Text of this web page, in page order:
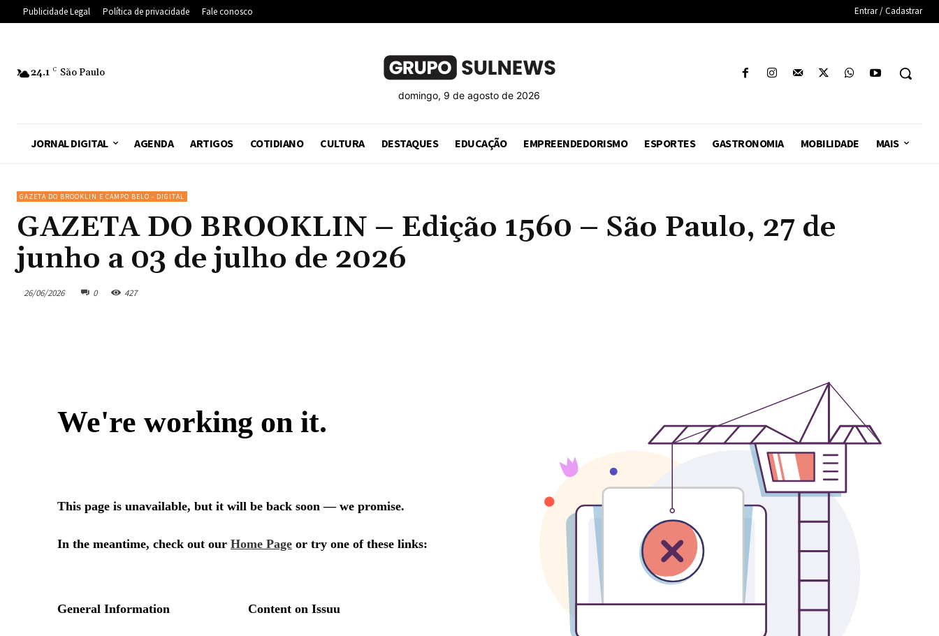
Publicidade Legal Política de privacidade Fale conosco Entrar / Cadastrar
24.1 C São Paulo
domingo, 9 de agosto de 2026
JORNAL DIGITAL AGENDA ARTIGOS COTIDIANO CULTURA DESTAQUES EDUCAÇÃO EMPREENDEDORISMO ESPORTES GASTRONOMIA MOBILIDADE MAIS
GAZETA DO BROOKLIN E CAMPO BELO - DIGITAL
GAZETA DO BROOKLIN – Edição 1560 – São Paulo, 27 de
junho a 03 de julho de 2026
26/06/2026 0 427